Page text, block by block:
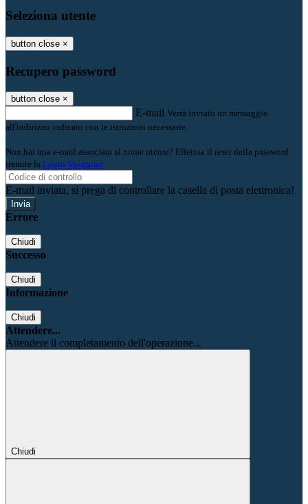
Seleziona utente
button close ×
Recupero password
button close ×
E-mail Verrà inviato un messaggio
all'indirizzo indicato con le istruzioni necessarie.
Non hai una e-mail associata al nome utente? Effettua il reset della password
tramite la Login Spaggiari
E-mail inviata, si prega di controllare la casella di posta elettronica!
Errore
Chiudi
Successo
Chiudi
Informazione
Chiudi
Attendere...
Attendere il completamento dell'operazione...
Chiudi